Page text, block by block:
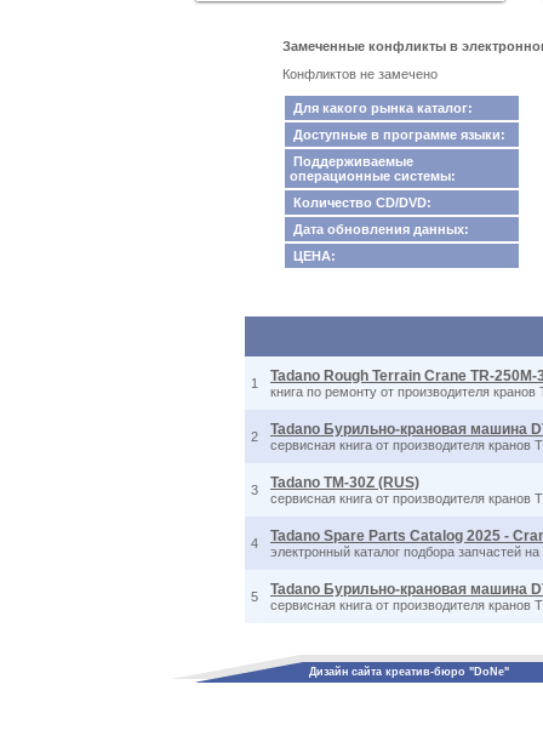
Замеченные конфликты в
Конфликтов не замечено
Для какого рынка каталог:
Доступные в программе языки:
Поддерживаемые
операционные системы:
Количество CD/DVD:
Дата обновления данных:
ЦЕНА:
1 Tadano Rough Terrain Crane TR-
книга по ремонту от производителя
2 Tadano Бурильно-крановая машина
сервисная книга от производителя
3 Tadano TM-30Z (RUS)
сервисная книга от производителя
4 Tadano Spare Parts Catalog 2025 -
электронный каталог подбора запчастей
5 Tadano Бурильно-крановая машина
сервисная книга от производителя
Дизайн сайта креатив-бюро "DoNe"